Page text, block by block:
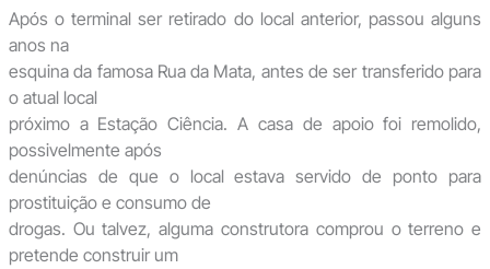
Após o terminal ser retirado do local anterior, passou alguns
anos na
esquina da famosa Rua da Mata, antes de ser transferido para
o atual local
próximo a Estação Ciência. A casa de apoio foi remolido,
possivelmente após
denúncias de que o local estava servido de ponto para
prostituição e consumo de
drogas. Ou talvez, alguma construtora comprou o terreno e
pretende construir um